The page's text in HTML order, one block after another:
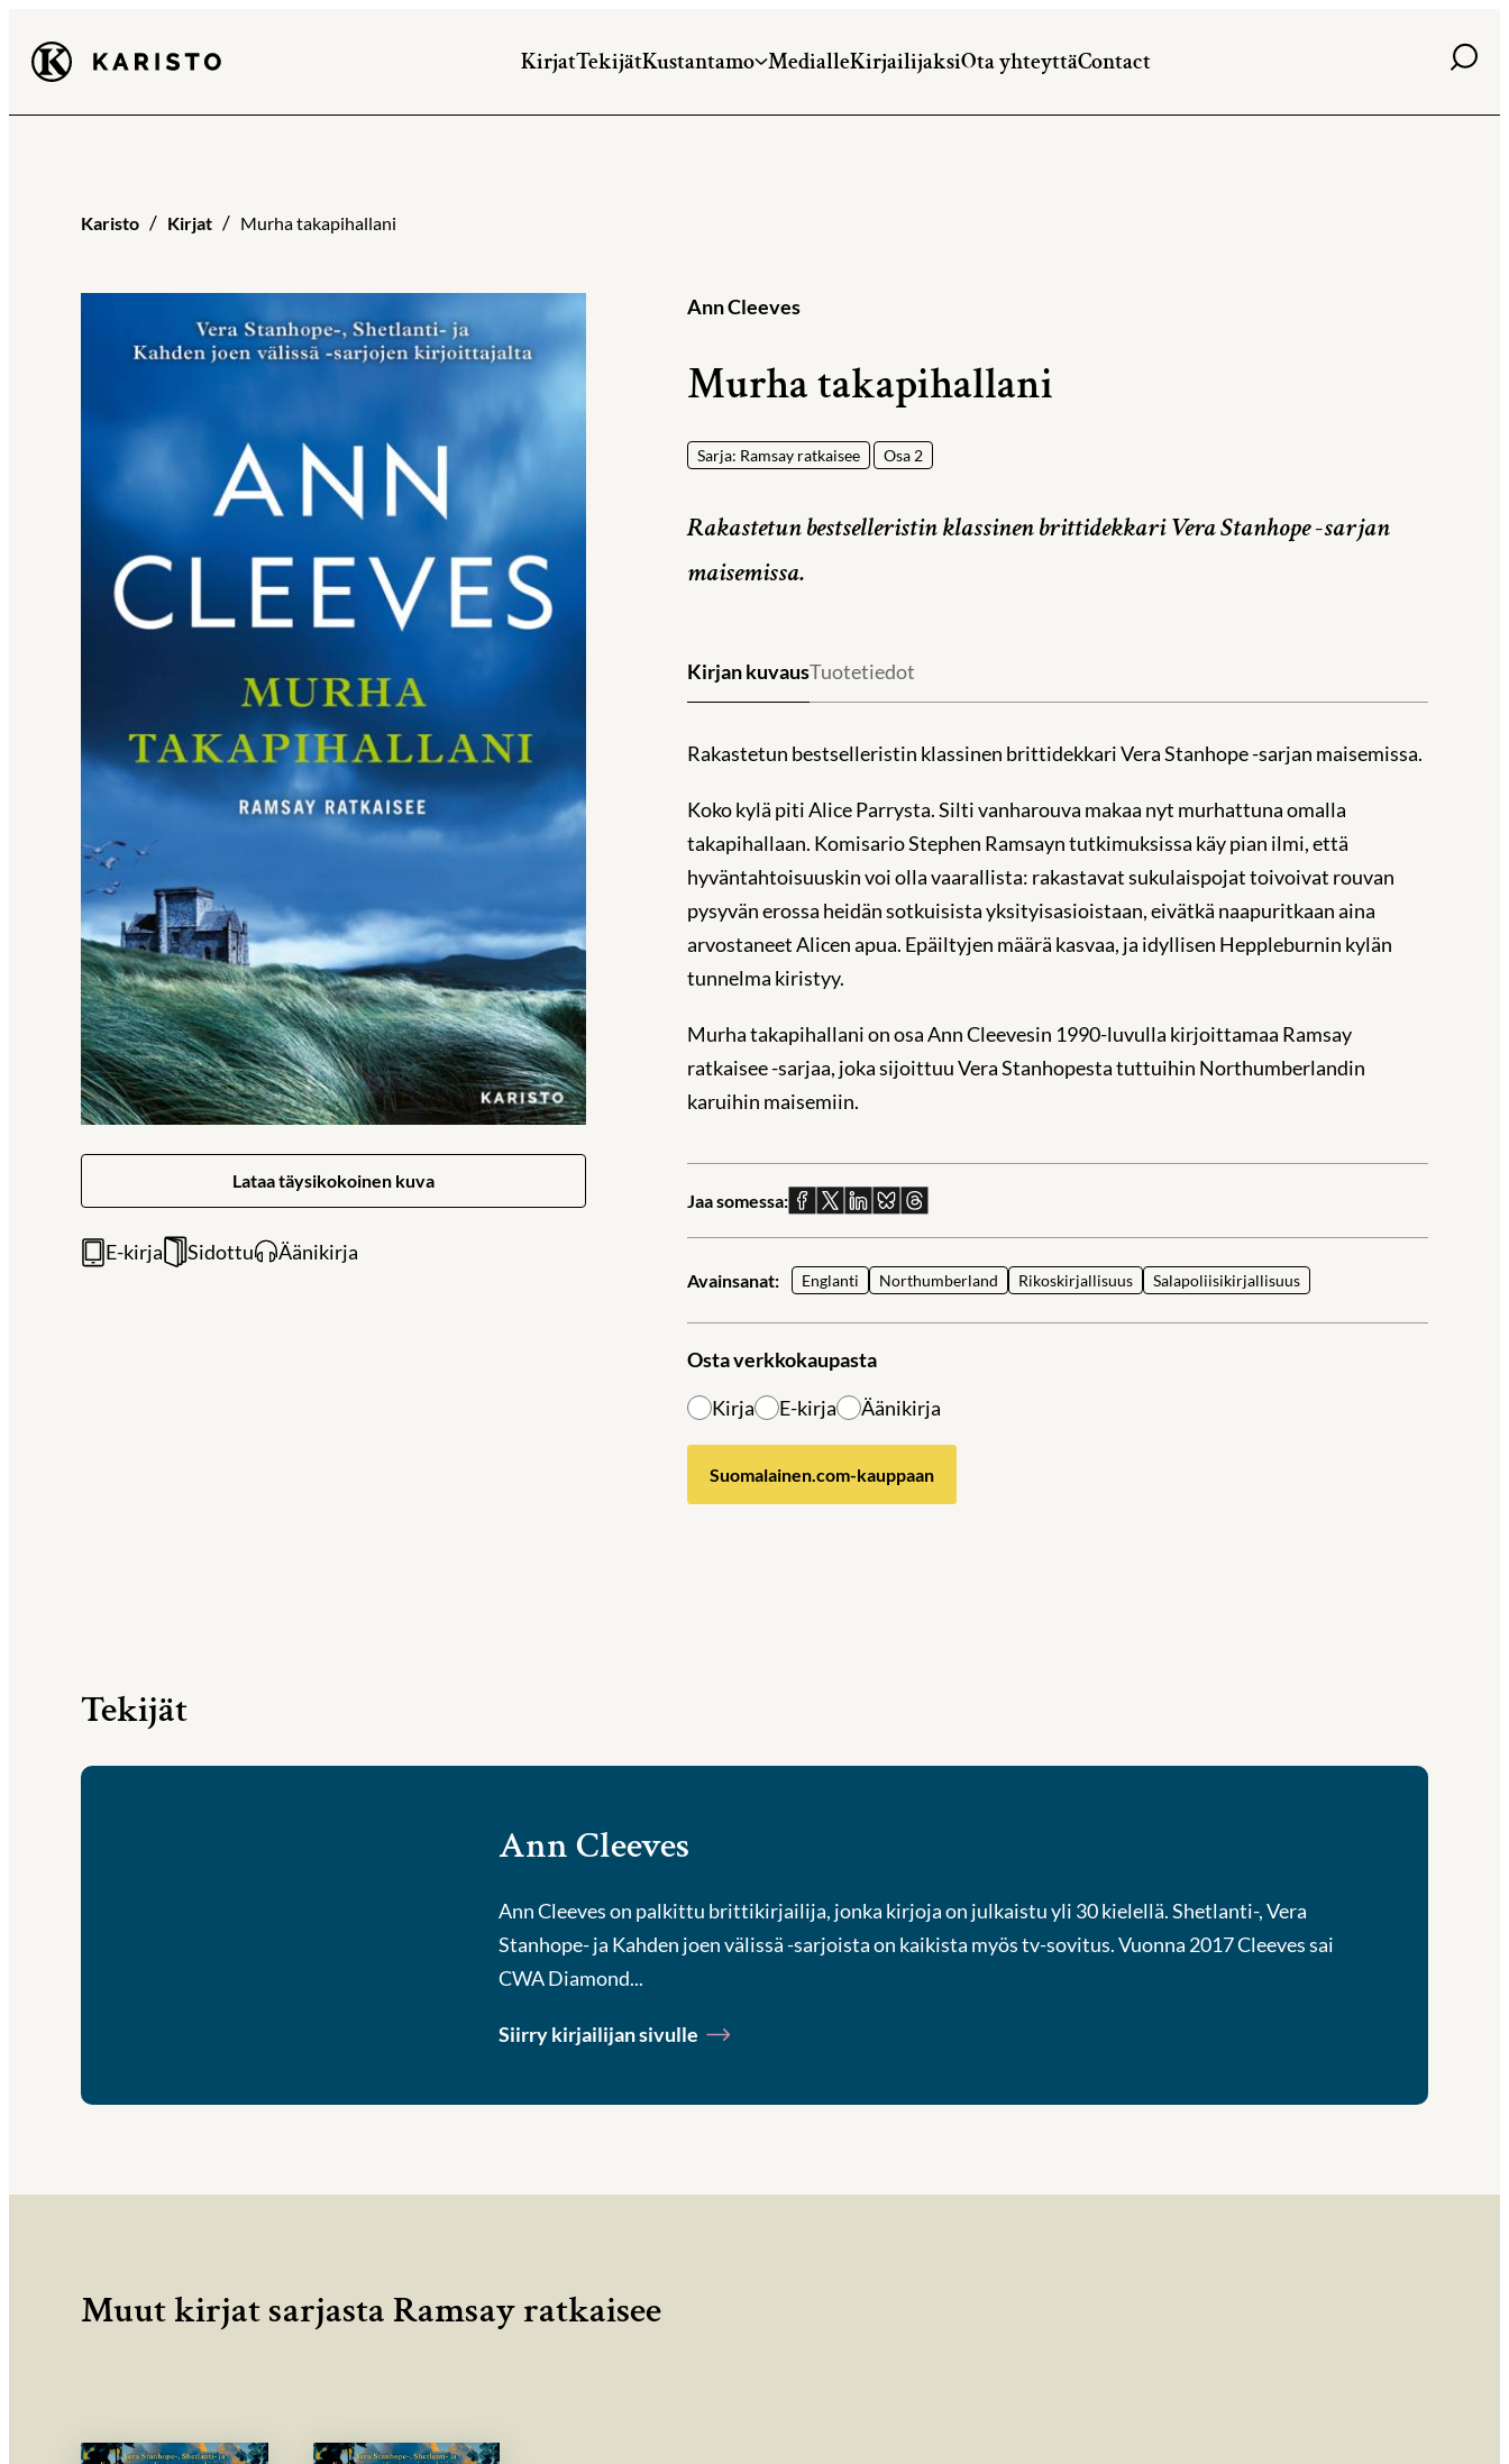
suoraan
Karisto KirjatTekijätKustantamo MedialleKirjailijaksiOta yhteyttäContact Haku
Karisto Kirjat Murha takapihallani
Lataa täysikokoinen kuva
E-kirja Sidottu Äänikirja
Ann Cleeves
Murha takapihallani
Sarja: Ramsay ratkaisee Osa 2
Rakastetun bestselleristin klassinen brittidekkari Vera Stanhope -sarjan
maisemissa.
Kirjan kuvausTuotetiedot
Rakastetun bestselleristin klassinen brittidekkari Vera Stanhope -sarjan maisemissa.
Koko kylä piti Alice Parrysta. Silti vanharouva makaa nyt murhattuna omalla
takapihallaan. Komisario Stephen Ramsayn tutkimuksissa käy pian ilmi, että
hyväntahtoisuuskin voi olla vaarallista: rakastavat sukulaispojat toivoivat rouvan
pysyvän erossa heidän sotkuisista yksityisasioistaan, eivätkä naapuritkaan aina
arvostaneet Alicen apua. Epäiltyjen määrä kasvaa, ja idyllisen Heppleburnin kylän
tunnelma kiristyy.
Murha takapihallani on osa Ann Cleevesin 1990-luvulla kirjoittamaa Ramsay
ratkaisee -sarjaa, joka sijoittuu Vera Stanhopesta tuttuihin Northumberlandin
karuihin maisemiin.
Jaa somessa:Jaa
Facebookissa
Jaa
X:ssä
Jaa
Linkedinissä
Jaa
Blueskyssä
Jaa
sähköpostilla
Avainsanat: Englanti Northumberland Rikoskirjallisuus Salapoliisikirjallisuus
Osta verkkokaupasta
Kirja
E-kirja Äänikirja
Suomalainen.com-kauppaan
Tekijät
Ann Cleeves
Ann Cleeves on palkittu brittikirjailija, jonka kirjoja on julkaistu yli 30 kielellä. Shetlanti-, Vera
Stanhope- ja Kahden joen välissä -sarjoista on kaikista myös tv-sovitus. Vuonna 2017 Cleeves sai
CWA Diamond...
Siirry kirjailijan sivulle
Muut kirjat sarjasta Ramsay ratkaisee